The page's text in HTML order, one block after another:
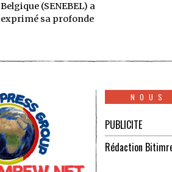
Belgique (SENEBEL) a
exprimé sa profonde
NOUS
PUBLICITE
Rédaction